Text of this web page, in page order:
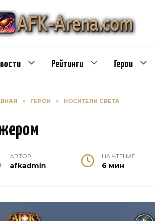
Рейтинги Герои
» ГЕРОИ » НОСИТЕЛИ СВЕТА
АВТОР
afkadmin
НА ЧТЕНИЕ
6 мин